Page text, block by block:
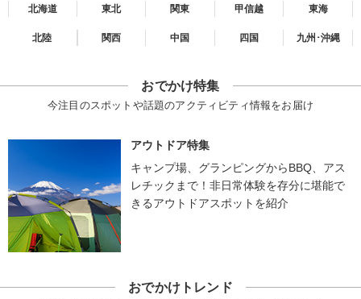
北海道 東北 関東 甲信越 東海
北陸 関西 中国 四国 九州･沖縄
おでかけ特集
今注目のスポットや話題のアクティビティ情報をお届け
アウトドア特集
キャンプ場、グランピングからBBQ、アス
レチックまで！非日常体験を存分に堪能で
きるアウトドアスポットを紹介
おでかけトレンド